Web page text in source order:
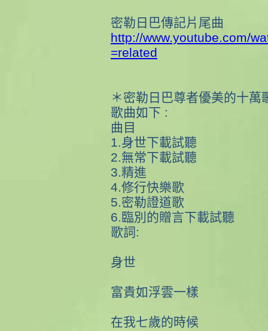
密勒日巴傳記片尾曲
http://www.youtube.com/
=related
＊密勒日巴尊者優美的十
歌曲如下 :
曲目
1.身世下載試聽
2.無常下載試聽
3.精進
4.修行快樂歌
5.密勒證道歌
6.臨別的贈言下載試聽
歌詞:
身世
富貴如浮雲一樣
在我七歲的時候